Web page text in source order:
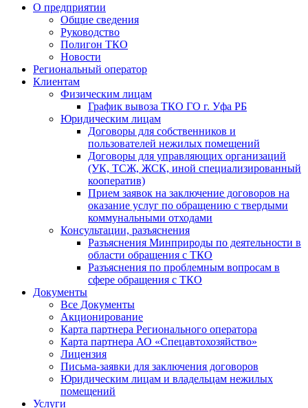
О предприятии
Общие сведения
Руководство
Полигон ТКО
Новости
Региональный оператор
Клиентам
Физическим лицам
График вывоза ТКО ГО г. Уфа РБ
Юридическим лицам
Договоры для собственников и
пользователей нежилых помещений
Договоры для управляющих организаций
(УК, ТСЖ, ЖСК, иной специализированный
кооператив)
Прием заявок на заключение договоров на
оказание услуг по обращению с твердыми
коммунальными отходами
Консультации, разъяснения
Разъяснения Минприроды по деятельности в
области обращения с ТКО
Разъяснения по проблемным вопросам в
сфере обращения с ТКО
Документы
Все Документы
Акционирование
Карта партнера Регионального оператора
Карта партнера АО «Спецавтохозяйство»
Лицензия
Письма-заявки для заключения договоров
Юридическим лицам и владельцам нежилых
помещений
Услуги